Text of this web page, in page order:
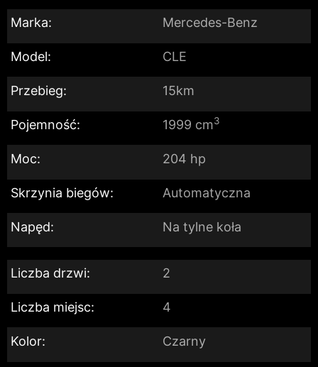
Marka: Mercedes-Benz
Model: CLE
Przebieg: 15km
Pojemność: 1999 cm3
Moc: 204 hp
Skrzynia biegów: Automatyczna
Napęd: Na tylne koła
Liczba drzwi: 2
Liczba miejsc: 4
Kolor: Czarny